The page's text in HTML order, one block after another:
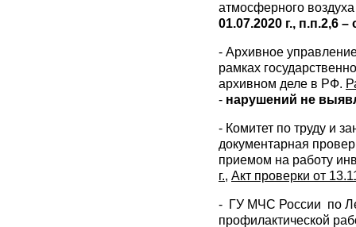
атмосферного
01.07.2020 г., п.п.2,6
- Архивное
рамках
архивном деле в РФ.
- нарушений не
- Комитет по труду и
документарная
приемом на работу
г., Акт проверки от
- ГУ МЧС России по
профилактической